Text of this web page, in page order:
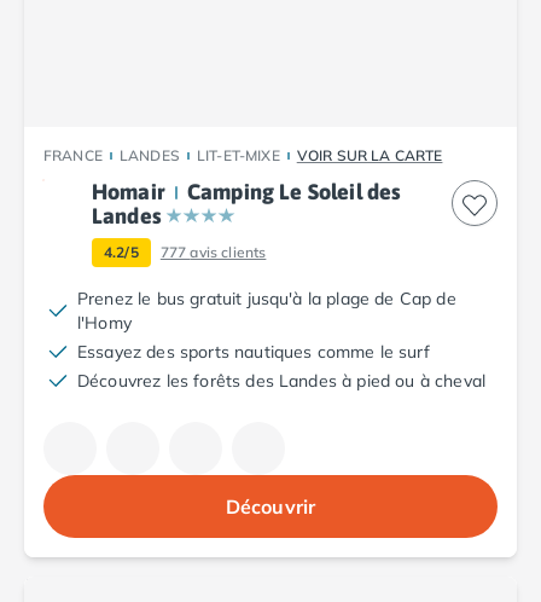
Camping Berck
Camping Boulogne-sur-Mer
Camping Le Portel
Camping Le Touquet
Camping Merlimont
Camping Pays de la Loire
Camping Loire-Atlantique
Camping Guerande
Camping La Baule-Escoublac
Camping Pornic
Camping Pornichet
Camping Saint Nazaire
Camping Maine-et-Loire
FRANCE LANDES LIT-ET-MIXE VOIR SUR LA CARTE
Homair
Camping Le Soleil des
Landes
4.2/5 777avis clients
Prenez le bus gratuit jusqu'à la plage de Cap de
l'Homy
Essayez des sports nautiques comme le surf
Découvrez les forêts des Landes à pied ou à cheval
Découvrir